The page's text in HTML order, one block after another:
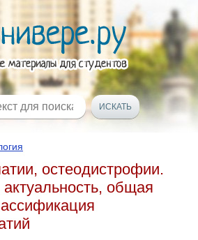
остеодистрофии.
общая